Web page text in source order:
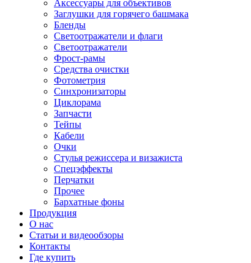
Аксессуары для объективов
Заглушки для горячего башмака
Бленды
Светоотражатели и флаги
Светоотражатели
Фрост-рамы
Средства очистки
Фотометрия
Синхронизаторы
Циклорама
Запчасти
Тейпы
Кабели
Очки
Стулья режиссера и визажиста
Спецэффекты
Перчатки
Прочее
Бархатные фоны
Продукция
О нас
Статьи и видеообзоры
Контакты
Где купить